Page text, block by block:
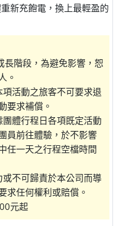
新充飽電，換上最輕盈的
長階段，為避免影響，恕
。
活動之旅客不可要求退
要求補償。
體行程日各項既定活動
員前往體驗，於不影響
任一天之行程空檔時間
不可歸責於本公司而導
求任何權利或賠償。
元起